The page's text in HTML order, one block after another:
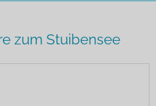
zum Stuibensee